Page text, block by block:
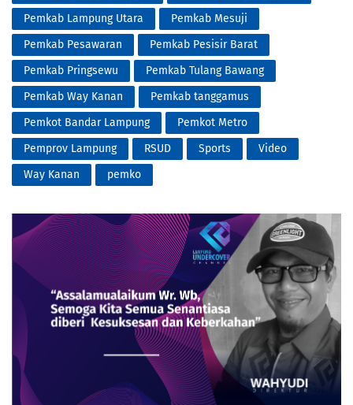
Pemkab Lampung Utara
Pemkab Mesuji
Pemkab Pesawaran
Pemkab Pesisir Barat
Pemkab Pringsewu
Pemkab Tulang Bawang
Pemkab Way Kanan
Pemkab tanggamus
Pemkot Bandar Lampung
Pemkot Metro
Pemprov Lampung
RSUD Sports
Video
Way Kanan
pemko